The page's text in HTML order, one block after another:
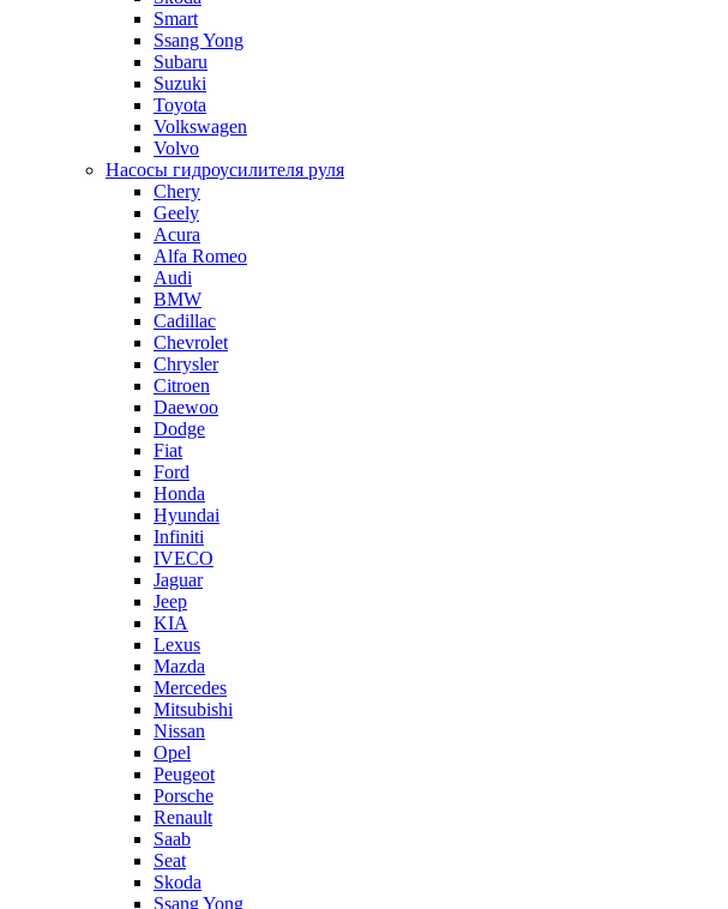
Smart
Ssang Yong
Subaru
Suzuki
Toyota
Volkswagen
Volvo
Насосы гидроусилителя руля
Chery
Geely
Acura
Alfa Romeo
Audi
BMW
Cadillac
Chevrolet
Chrysler
Citroen
Daewoo
Dodge
Fiat
Ford
Honda
Hyundai
Infiniti
IVECO
Jaguar
Jeep
KIA
Lexus
Mazda
Mercedes
Mitsubishi
Nissan
Opel
Peugeot
Porsche
Renault
Saab
Seat
Skoda
Ssang Yong